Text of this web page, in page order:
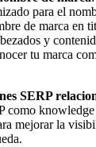
para el
de marca en
y
tu marca
SERP
como
mejorar la